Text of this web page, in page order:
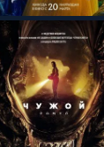
СМОТРЕТЬ ОНЛАЙН